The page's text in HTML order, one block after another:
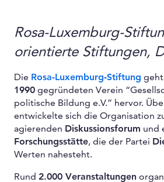
Rosa-Luxemburg-
orientierte Stiftungen,
Die Rosa-Luxemburg-Stiftung
1990 gegründeten Verein
politische Bildung e.V.” hervor.
entwickelte sich die Organisation
agierenden Diskussionsforum und
Forschungsstätte, die der Partei
Werten nahesteht.
Rund 2.000 Veranstaltungen